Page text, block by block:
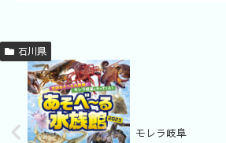
石川県
モレラ岐阜